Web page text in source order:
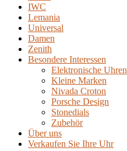
IWC
Lemania
Universal
Damen
Zenith
Besondere Interessen
Elektronische Uhren
Kleine Marken
Nivada Croton
Porsche Design
Stonedials
Zubehör
Über uns
Verkaufen Sie Ihre Uhr